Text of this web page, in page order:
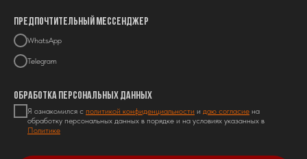
Предпочтительный мессенджер
WhatsApp
Telegram
Обработка персональных данных
Я ознакомился с политикой конфиденциальности и даю согласие на
обработку персональных данных в порядке и на условиях указанных в
Политике